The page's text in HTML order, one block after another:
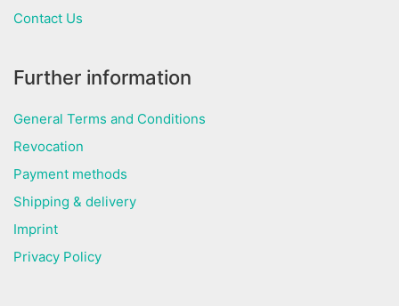
Contact Us
Further information
General Terms and Conditions
Revocation
Payment methods
Shipping & delivery
Imprint
Privacy Policy